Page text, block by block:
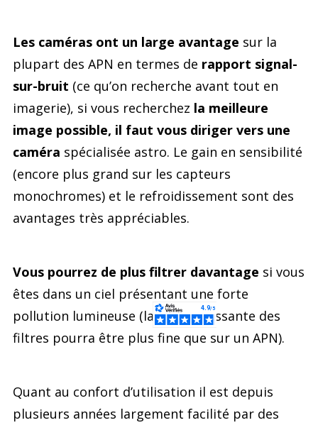
Les caméras ont un large avantage sur la
plupart des APN en termes de rapport signal-
sur-bruit (ce qu’on recherche avant tout en
imagerie), si vous recherchez la meilleure
image possible, il faut vous diriger vers une
caméra spécialisée astro. Le gain en sensibilité
(encore plus grand sur les capteurs
monochromes) et le refroidissement sont des
avantages très appréciables.
Vous pourrez de plus filtrer davantage si vous
êtes dans un ciel présentant une forte
pollution lumineuse (la bande passante des
filtres pourra être plus fine que sur un APN).
Quant au confort d’utilisation il est depuis
plusieurs années largement facilité par des